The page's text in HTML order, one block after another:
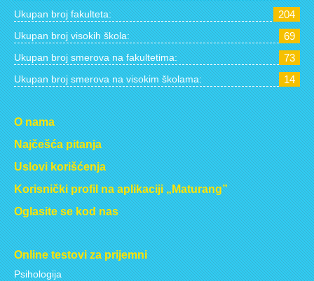
Ukupan broj fakulteta: 204
Ukupan broj visokih škola: 69
Ukupan broj smerova na fakultetima: 73
Ukupan broj smerova na visokim školama: 14
O nama
Najčešća pitanja
Uslovi korišćenja
Korisnički profil na aplikaciji „Maturang”
Oglasite se kod nas
Online testovi za prijemni
Psihologija